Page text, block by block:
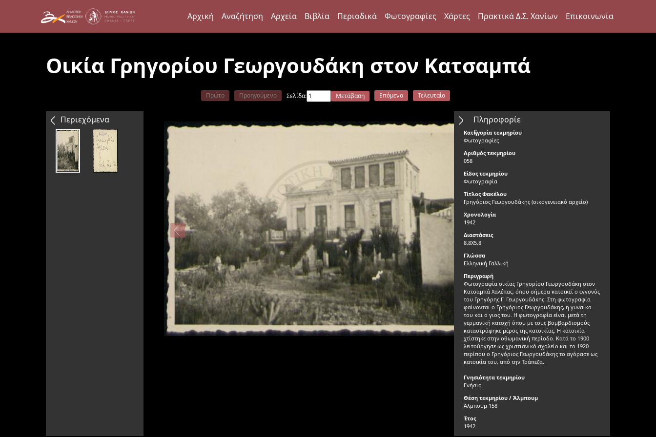
Αρχική Αναζήτηση Αρχεία Βιβλία Περιοδικά Φωτογραφίες Χάρτες Πρακτικά Δ.Σ. Χανίων Επικοινωνία
Οικία Γρηγορίου Γεωργουδάκη στον Κατσαμπά
Περιεχόμενα
Πρώτο Προηγούμενο Σελίδα: Μετάβαση Επόμενο Τελευταίο
Πληροφορίε
ς
Κατηγορία τεκμηρίου
Φωτογραφίες
Αριθμός τεκμηρίου
058
Είδος τεκμηρίου
Φωτογραφία
Τίτλος Φακέλου
Γρηγόριος Γεωργουδάκης (οικογενειακό αρχείο)
Χρονολογία
1942
Διαστάσεις
8,8Χ5,8
Γλώσσα
Ελληνική Γαλλική
Περιγραφή
Φωτογραφία οικίας Γρηγορίου Γεωργουδάκη στον
Κατσαμπά Χαλέπας, όπου σήμερα κατοικεί ο εγγονός
του Γρηγόρης Γ. Γεωργουδάκης. Στη φωτογραφία
φαίνονται ο Γρηγόριος Γεωργουδάκης, η γυναίκα
του και ο γιος του. Η φωτογραφία είναι μετά τη
γερμανική κατοχή όπου με τους βομβαρδισμούς
καταστράφηκε μέρος της κατοικίας. Η κατοικία
χτίστηκε στην οθωμανική περίοδο. Κατά το 1900
λειτούργησε ως χριστιανικό σχολείο και το 1920
περίπου ο Γρηγόριος Γεωργουδάκης το αγόρασε ως
κατοικία του, από την Τράπεζα.
Γνησιότητα τεκμηρίου
Γνήσιο
Θέση τεκμηρίου / Άλμπουμ
Άλμπουμ 158
Έτος
1942